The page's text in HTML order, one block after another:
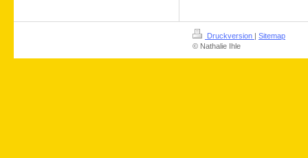
Druckversion
Sitemap
© Nathalie Ihle